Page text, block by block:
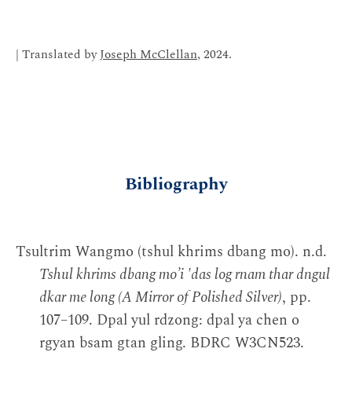
| Translated byJoseph McClellan, 2024.
Bibliography
Tsultrim Wangmo (tshul khrims dbang mo). n.d.
Tshul khrims dbang moʼi 'das log rnam thar dngul
dkar me long (A Mirror of Polished Silver), pp.
107–109. Dpal yul rdzong: dpal ya chen o
rgyan bsam gtan gling. BDRC W3CN523.